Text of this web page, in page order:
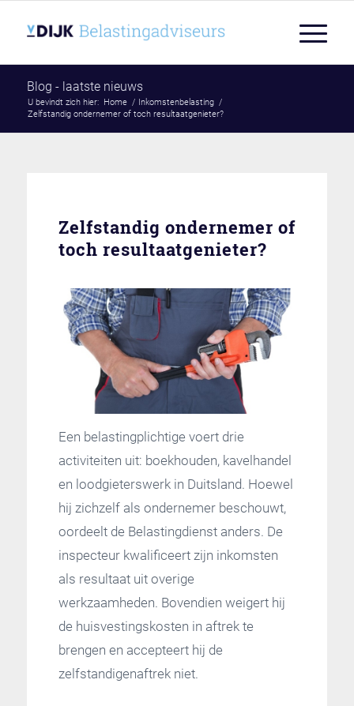
Blog - laatste nieuws
U bevindt zich hier: Home / Inkomstenbelasting /
Zelfstandig ondernemer of toch resultaatgenieter?
Zelfstandig ondernemer of
toch resultaatgenieter?
Een belastingplichtige voert drie
activiteiten uit: boekhouden, kavelhandel
en loodgieterswerk in Duitsland. Hoewel
hij zichzelf als ondernemer beschouwt,
oordeelt de Belastingdienst anders. De
inspecteur kwalificeert zijn inkomsten
als resultaat uit overige
werkzaamheden. Bovendien weigert hij
de huisvestingskosten in aftrek te
brengen en accepteert hij de
zelfstandigenaftrek niet.